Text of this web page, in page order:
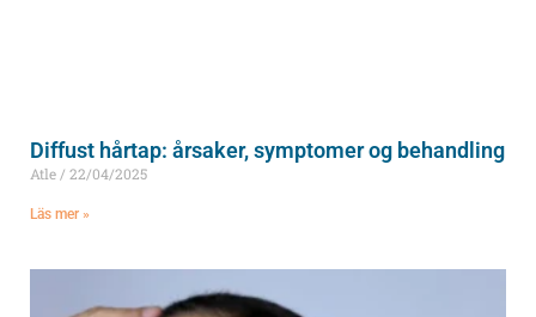
Diffust hårtap: årsaker, symptomer og behandling
Atle 22/04/2025
Läs mer »